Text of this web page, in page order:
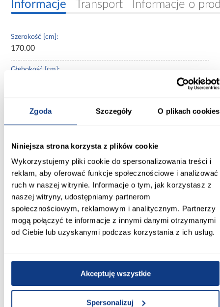
Zgoda Szczegóły O plikach cookies
Niniejsza strona korzysta z plików cookie
Wykorzystujemy pliki cookie do spersonalizowania treści i
reklam, aby oferować funkcje społecznościowe i analizować
ruch w naszej witrynie. Informacje o tym, jak korzystasz z
naszej witryny, udostępniamy partnerom
społecznościowym, reklamowym i analitycznym. Partnerzy
mogą połączyć te informacje z innymi danymi otrzymanymi
od Ciebie lub uzyskanymi podczas korzystania z ich usług.
Akceptuję wszystkie
Spersonalizuj
Informacje Transport Informacje o
Szerokość [cm]:
170.00
Głębokość [cm]:
245.50
biały
Kolor korpusu:
biały
Wybarwienie:
białe
Lustro:
Ilość drzwi: